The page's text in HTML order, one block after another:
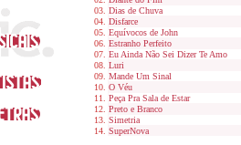
Dias de Chuva
Disfarce
Equívocos de John
Estranho Perfeito
Eu Ainda Não Sei Dizer Te Amo
Luri
Mande Um Sinal
O Véu
Peça Pra Sala de Estar
Preto e Branco
Simetria
SuperNova